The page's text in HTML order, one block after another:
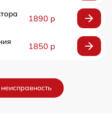
1890 р
1850 р